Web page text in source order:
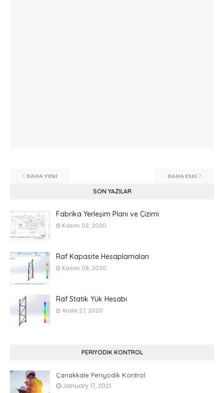
DAHA YENI DAHA ESKI
SON YAZILAR
Fabrika Yerleşim Planı ve Çizimi
Kasım 02, 2020
Raf Kapasite Hesaplamaları
Kasım 08, 2020
Raf Statik Yük Hesabı
Aralık 27, 2020
PERIYODIK KONTROL
Çanakkale Periyodik Kontrol
January 17, 2021